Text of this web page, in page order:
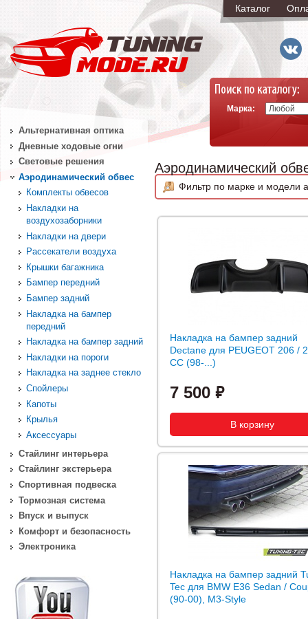
Каталог
Марка:
Аэродинамический
Фильтр по марке и модели
Накладка на бампер задний
Dectane для PEUGEOT 206 /
СС (98-...)
7 500
Накладка на бампер задний
Tec для BMW E36 Sedan /
(90-00), M3-Style
Альтернативная оптика
Дневные ходовые огни
Световые решения
Аэродинамический обвес
Комплекты обвесов
Накладки на
воздухозаборники
Накладки на двери
Рассекатели воздуха
Крышки багажника
Бампер передний
Бампер задний
Накладка на бампер
передний
Накладка на бампер задний
Накладки на пороги
Накладка на заднее стекло
Спойлеры
Капоты
Крылья
Аксессуары
Стайлинг интерьера
Стайлинг экстерьера
Спортивная подвеска
Тормозная система
Впуск и выпуск
Комфорт и безопасность
Электроника